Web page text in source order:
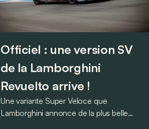
Officiel : une version SV
de la Lamborghini
Revuelto arrive !
Une variante Super Veloce que
Lamborghini annonce de la plus belle